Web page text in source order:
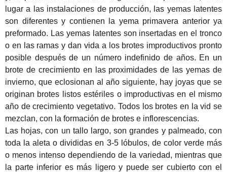
lugar a las instalaciones de producción, las yemas latentes
son diferentes y contienen la yema primavera anterior ya
preformado. Las yemas latentes son insertadas en el tronco
o en las ramas y dan vida a los brotes improductivos pronto
posible después de un número indefinido de años. En un
brote de crecimiento en las proximidades de las yemas de
invierno, que eclosionan al año siguiente, hay joyas que se
originan brotes listos estériles o improductivas en el mismo
año de crecimiento vegetativo. Todos los brotes en la vid se
mezclan, con la formación de brotes e inflorescencias.
Las hojas, con un tallo largo, son grandes y palmeado, con
toda la aleta o divididas en 3-5 lóbulos, de color verde más
o menos intenso dependiendo de la variedad, mientras que
la parte inferior es más ligero y puede ser cubierto con el